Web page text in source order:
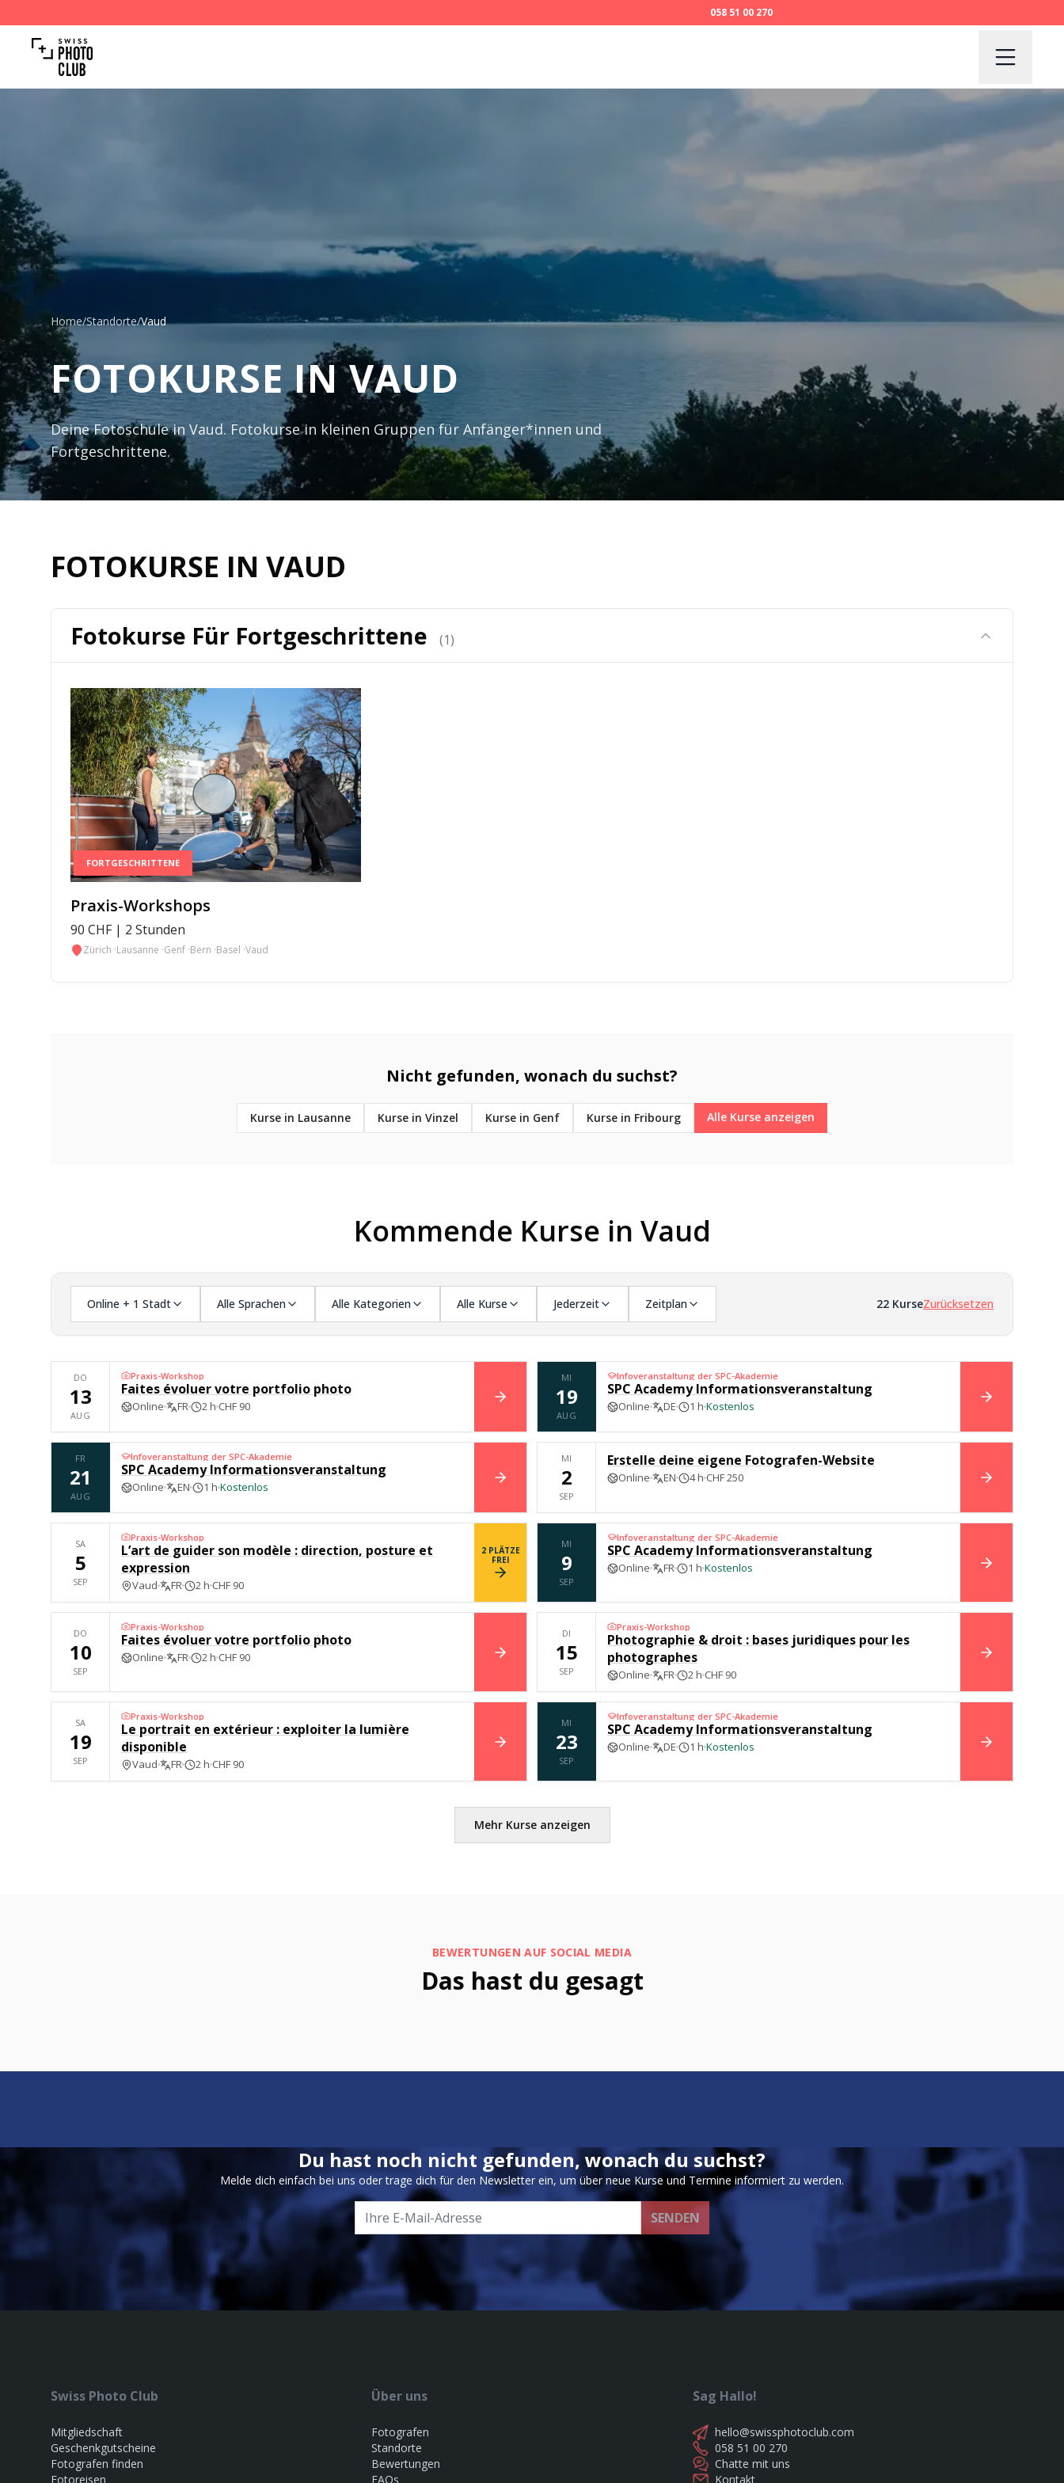
058 51 00 270
Home/Standorte/Vaud
FOTOKURSE IN VAUD
Deine Fotoschule in Vaud. Fotokurse in kleinen Gruppen für Anfänger*innen und
Fortgeschrittene.
FOTOKURSE IN VAUD
Fotokurse Für Fortgeschrittene (1)
FORTGESCHRITTENE
Praxis-Workshops
90 CHF | 2 Stunden
Zürich ·Lausanne ·Genf ·Bern ·Basel ·Vaud
Nicht gefunden, wonach du suchst?
Kurse in Lausanne Kurse in Vinzel Kurse in Genf Kurse in Fribourg Alle Kurse anzeigen
Kommende Kurse in Vaud
Online + 1 Stadt Alle Sprachen Alle Kategorien Alle Kurse Jederzeit Zeitplan 22 KurseZurücksetzen
DO
13
AUG
Praxis-Workshop
Faites évoluer votre portfolio photo
Online FR 2 h CHF 90 BUCHEN
MI
19
AUG
Infoveranstaltung der SPC-Akademie
SPC Academy Informationsveranstaltung
Online DE 1 h Kostenlos BUCHEN
FR
21
AUG
Infoveranstaltung der SPC-Akademie
SPC Academy Informationsveranstaltung
Online EN 1 h Kostenlos BUCHEN
MI
2
SEP
Erstelle deine eigene Fotografen-Website
Online EN 4 h CHF 250 BUCHEN
SA
5
SEP
Praxis-Workshop
L’art de guider son modèle : direction, posture et
expression
Vaud FR 2 h CHF 90
2 PLÄTZE
FREI
BUCHEN
MI
9
SEP
Infoveranstaltung der SPC-Akademie
SPC Academy Informationsveranstaltung
Online FR 1 h Kostenlos BUCHEN
DO
10
SEP
Praxis-Workshop
Faites évoluer votre portfolio photo
Online FR 2 h CHF 90 BUCHEN
DI
15
SEP
Praxis-Workshop
Photographie & droit : bases juridiques pour les
photographes
Online FR 2 h CHF 90
BUCHEN
SA
19
SEP
Praxis-Workshop
Le portrait en extérieur : exploiter la lumière
disponible
Vaud FR 2 h CHF 90
BUCHEN
MI
23
SEP
Infoveranstaltung der SPC-Akademie
SPC Academy Informationsveranstaltung
Online DE 1 h Kostenlos BUCHEN
Mehr Kurse anzeigen
BEWERTUNGEN AUF SOCIAL MEDIA
Das hast du gesagt
Du hast noch nicht gefunden, wonach du suchst?
Melde dich einfach bei uns oder trage dich für den Newsletter ein, um über neue Kurse und Termine informiert zu werden.
SENDEN
Swiss Photo Club
Mitgliedschaft
Geschenkgutscheine
Fotografen finden
Fotoreisen
Über uns
Fotografen
Standorte
Bewertungen
FAQs
Sag Hallo!
hello@swissphotoclub.com
058 51 00 270
Chatte mit uns
Kontakt